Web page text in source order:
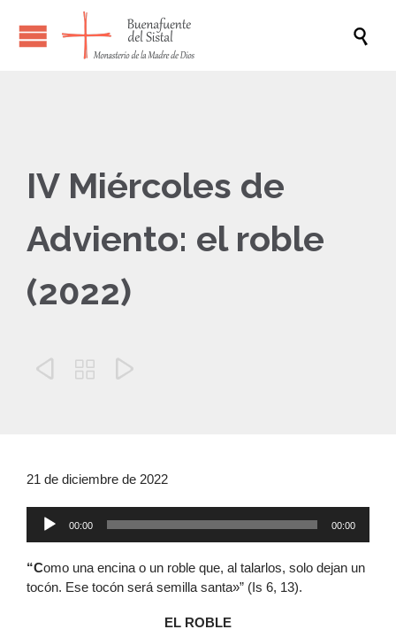

IV Miércoles de
Adviento: el roble
(2022)
  
21 de diciembre de 2022
00:00 00:00
“Como una encina o un roble que, al talarlos, solo dejan un
tocón. Ese tocón será semilla santa»” (Is 6, 13).
EL ROBLE